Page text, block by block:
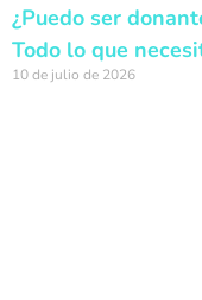
¿Puedo ser
Todo lo que
10 de julio de 2026